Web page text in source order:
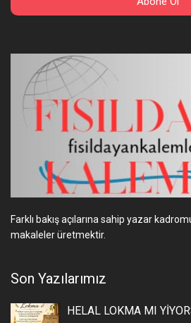
Farklı bakış açılarına sahip yazar
makaleler üretmektir.
Son Yazılarımız
HELAL LOKMA MI